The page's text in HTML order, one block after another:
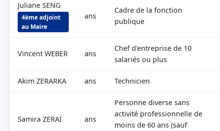
Juliane SENG
4ème adjoint
au Maire
ans
Cadre de la fonction
publique
Vincent WEBER ans
Chef d'entreprise de 10
salariés ou plus
Akim ZERARKA ans Technicien
Samira ZERAÏ ans
Personne diverse sans
activité professionnelle de
moins de 60 ans (sauf